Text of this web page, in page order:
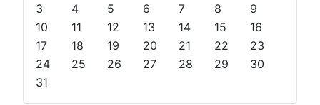
i
r
o
k
m
i
e
s
m
e
s
3
4 5 6 7 8
9
10
11 12 13 14 15
16
17
18 19 20 21 22
23
24
25 26 27 28 29
30
31